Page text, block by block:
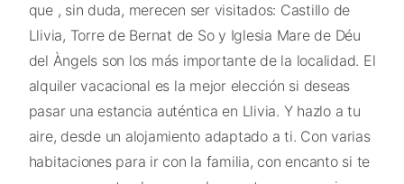
que , sin duda, merecen ser visitados: Castillo de
Llivia, Torre de Bernat de So y Iglesia Mare de Déu
del Àngels son los más importante de la localidad. El
alquiler vacacional es la mejor elección si deseas
pasar una estancia auténtica en Llivia. Y hazlo a tu
aire, desde un alojamiento adaptado a ti. Con varias
habitaciones para ir con la familia, con encanto si te